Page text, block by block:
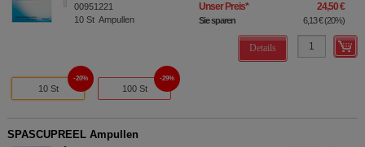
00951221
10 St Ampullen
Unser Preis* 24,50 €
Sie sparen 6,13 €(20%)
Details
10 St
20%
100 St
29%
SPASCUPREEL Ampullen